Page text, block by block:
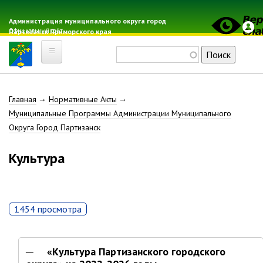
основному
содержанию
Администрация муниципального округа город
Партизанск Приморского края
Официальный сайт
Главная
Электронная почта
Местные налоги
Гражданская оборона
Партизанск
Геральдика
Решение Думы «О гербе
Строка
навигации
Главная
Нормативные Акты
Муниципальные Программы Администрации Муниципального
Округа Город Партизанск
Культура
1454 просмотра
«Культура Партизанского городского
«Капитальный